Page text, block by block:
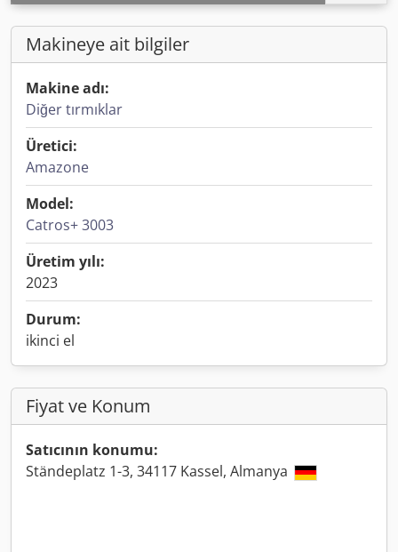
Makineye ait bilgiler
Makine adı:
Diğer tırmıklar
Üretici:
Amazone
Model:
Catros+ 3003
Üretim yılı:
2023
Durum:
ikinci el
Fiyat ve Konum
Satıcının konumu:
Ständeplatz 1-3, 34117 Kassel, Almanya